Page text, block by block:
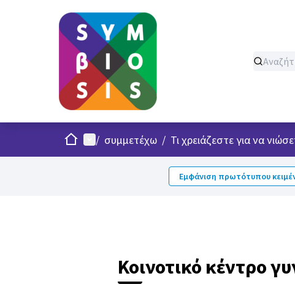
ΣπίτιΚυρίως μενού
/ συμμετέχω / Τι χρειάζεστε για να
Εμφάνιση πρωτότυπου
Κοινοτικό κέντρο